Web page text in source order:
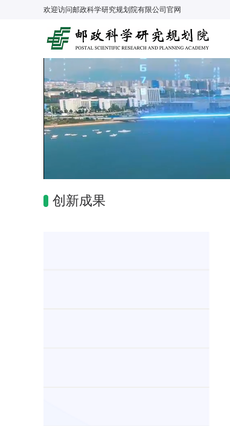
欢迎访问邮政科学研究规划院有限公司 官网
创新成果